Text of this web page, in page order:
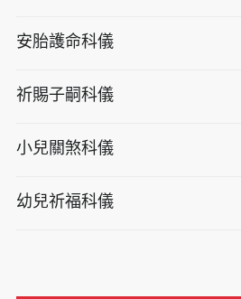
安胎護命科儀
祈賜子嗣科儀
小兒關煞科儀
幼兒祈福科儀